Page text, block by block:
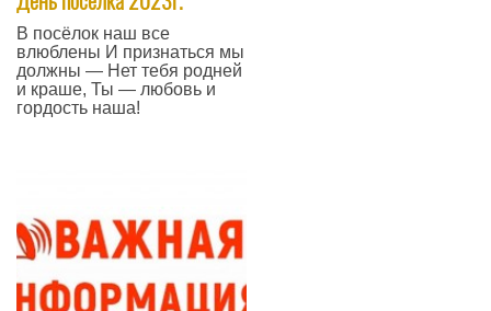
В посёлок наш все
влюблены И признаться мы
должны — Нет тебя родней
и краше, Ты — любовь и
гордость наша!